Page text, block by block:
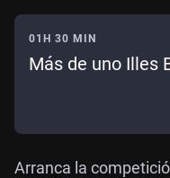
01H 30 MIN
Más de uno Illes
Arranca la